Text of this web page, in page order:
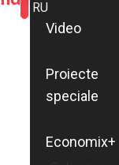
RU
Video
Proiecte
speciale
Economix+